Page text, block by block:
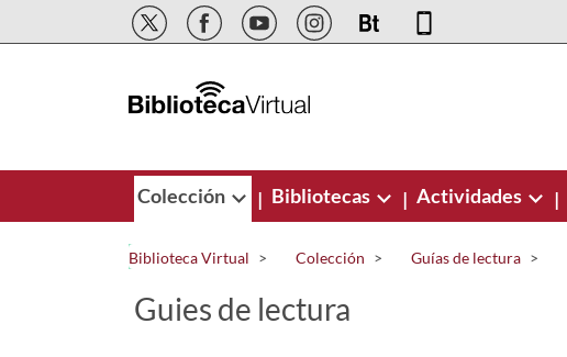
Saltar al contenido principal
Colección | Bibliotecas | Actividades |
Biblioteca Virtual Colección Guías de lectura
Guies de lectura